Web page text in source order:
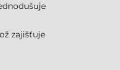
zajišťuje